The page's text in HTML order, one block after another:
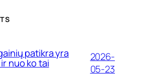
patikra yra
nuo ko tai
2026-
05-23